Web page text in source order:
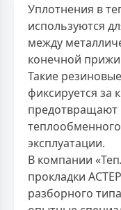
Уплотнения в
используются
между
конечной
Такие
фиксируется за
предотвращают
эксплуатации.
В компании
прокладки
разборного